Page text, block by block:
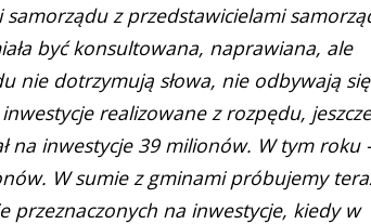
samorządu z przedstawicielami
być konsultowana, naprawiana, ale
nie dotrzymują słowa, nie odbywają się
realizowane z rozpędu,
na inwestycje 39 milionów. W tym roku -
W sumie z gminami próbujemy
przeznaczonych na inwestycje, kiedy w